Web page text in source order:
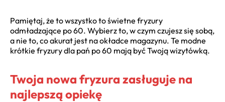
Pamiętaj, że to wszystko to świetne fryzury
odmładzające po 60. Wybierz to, w czym czujesz się sobą,
a nie to, co akurat jest na okładce magazynu. Te modne
krótkie fryzury dla pań po 60 mają być Twoją wizytówką.
Twoja nowa fryzura zasługuje na
najlepszą opiekę